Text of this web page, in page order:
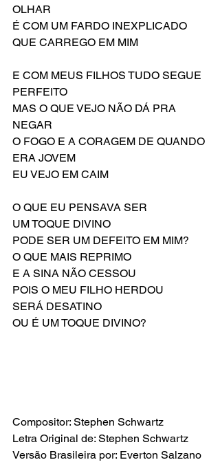
OLHAR
É COM UM FARDO INEXPLICADO
QUE CARREGO EM MIM
E COM MEUS FILHOS TUDO SEGUE
PERFEITO
MAS O QUE VEJO NÃO DÁ PRA
NEGAR
O FOGO E A CORAGEM DE QUANDO
ERA JOVEM
EU VEJO EM CAIM
O QUE EU PENSAVA SER
UM TOQUE DIVINO
PODE SER UM DEFEITO EM MIM?
O QUE MAIS REPRIMO
E A SINA NÃO CESSOU
POIS O MEU FILHO HERDOU
SERÁ DESATINO
OU É UM TOQUE DIVINO?
Compositor: Stephen Schwartz
Letra Original de: Stephen Schwartz
Versão Brasileira por: Everton Salzano